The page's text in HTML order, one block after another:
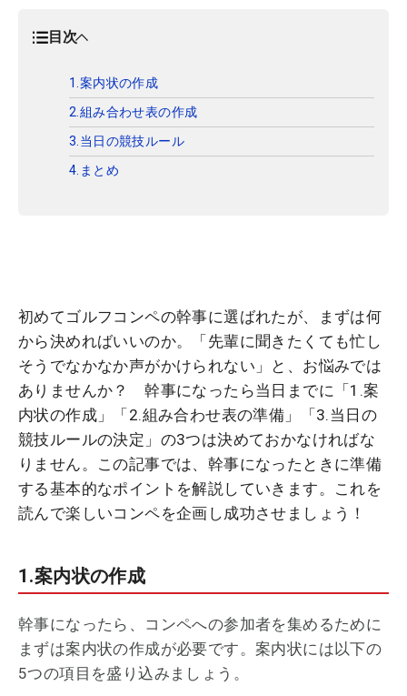
目次
1.案内状の作成
2.組み合わせ表の作成
3.当日の競技ルール
4.まとめ
初めてゴルフコンペの幹事に選ばれたが、まずは何
から決めればいいのか。「先輩に聞きたくても忙し
そうでなかなか声がかけられない」と、お悩みでは
ありませんか？ 幹事になったら当日までに「1.案
内状の作成」「2.組み合わせ表の準備」「3.当日の
競技ルールの決定」の3つは決めておかなければな
りません。この記事では、幹事になったときに準備
する基本的なポイントを解説していきます。これを
読んで楽しいコンペを企画し成功させましょう！
1.案内状の作成
幹事になったら、コンペへの参加者を集めるために
まずは案内状の作成が必要です。案内状には以下の
5つの項目を盛り込みましょう。